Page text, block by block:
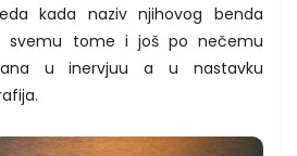
kada naziv njihovog benda
svemu tome i još po nečemu
u inervjuu a u nastavku